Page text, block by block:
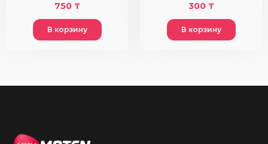
750 ₸
В корзину
300 ₸
В корзину